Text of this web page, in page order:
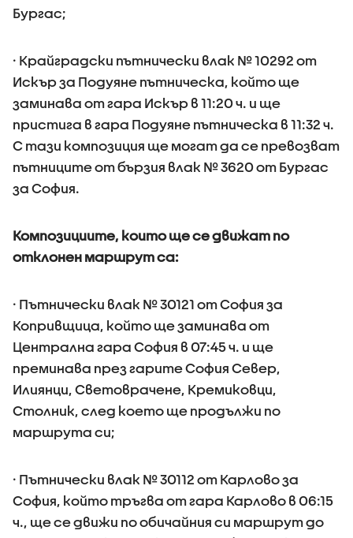
Бургас;
· Крайградски пътнически влак № 10292 от
Искър за Подуяне пътническа, който ще
заминава от гара Искър в 11:20 ч. и ще
пристига в гара Подуяне пътническа в 11:32 ч.
С тази композиция ще могат да се превозват
пътниците от бързия влак № 3620 от Бургас
за София.
Композициите, които ще се движат по
отклонен маршрут са:
· Пътнически влак № 30121 от София за
Копривщица, който ще заминава от
Централна гара София в 07:45 ч. и ще
преминава през гарите София Север,
Илиянци, Световрачене, Кремиковци,
Столник, след което ще продължи по
маршрута си;
· Пътнически влак № 30112 от Карлово за
София, който тръгва от гара Карлово в 06:15
ч., ще се движи по обичайния си маршрут до